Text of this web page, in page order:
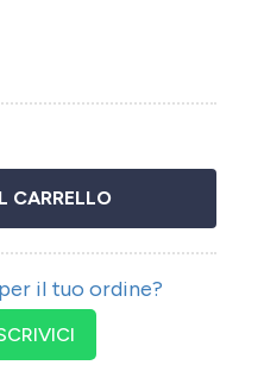
CARRELLO
il tuo ordine?